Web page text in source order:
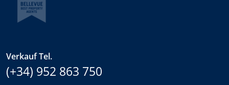
Verkauf Tel.
(+34) 952 863 750